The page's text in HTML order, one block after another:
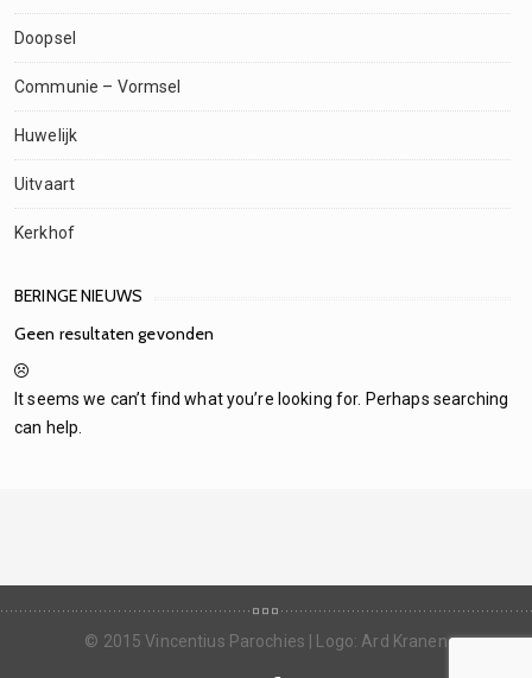
Doopsel
Communie – Vormsel
Huwelijk
Uitvaart
Kerkhof
BERINGE NIEUWS
Geen resultaten gevonden
It seems we can’t find what you’re looking for. Perhaps searching
can help.
information You to ultimately Transport 300-101 CCDP.. Cou the
relevant 300-101 Assay Gudie | Syringoma Treatment. Brought
© 2015 Vincentius Parochies | Logo: Ard Kranen